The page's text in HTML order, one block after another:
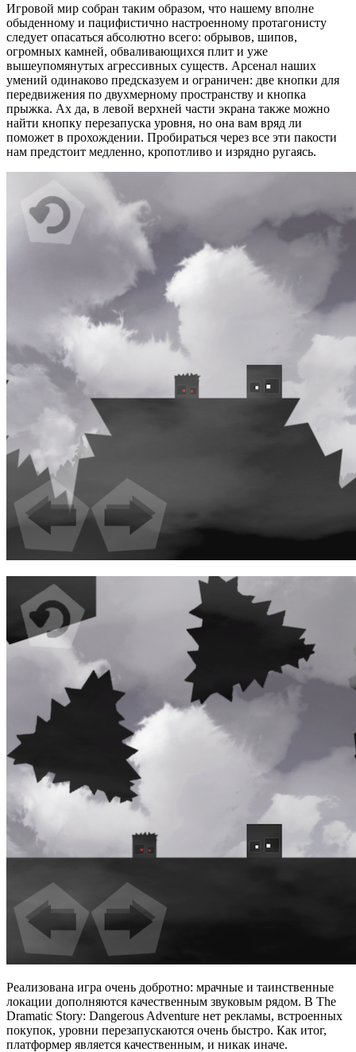
Игровой мир собран таким образом, что нашему вполне
обыденному и пацифистично настроенному протагонисту
следует опасаться абсолютно всего: обрывов, шипов,
огромных камней, обваливающихся плит и уже
вышеупомянутых агрессивных существ. Арсенал наших
умений одинаково предсказуем и ограничен: две кнопки для
передвижения по двухмерному пространству и кнопка
прыжка. Ах да, в левой верхней части экрана также можно
найти кнопку перезапуска уровня, но она вам вряд ли
поможет в прохождении. Пробираться через все эти пакости
нам предстоит медленно, кропотливо и изрядно ругаясь.
Реализована игра очень добротно: мрачные и таинственные
локации дополняются качественным звуковым рядом. В The
Dramatic Story: Dangerous Adventure нет рекламы, встроенных
покупок, уровни перезапускаются очень быстро. Как итог,
платформер является качественным, и никак иначе.